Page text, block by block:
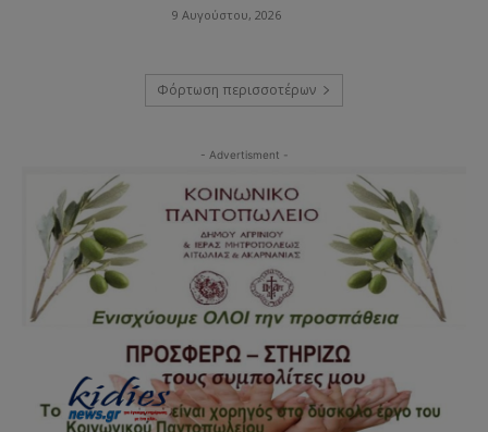
9 Αυγούστου, 2026
Φόρτωση περισσοτέρων
- Advertisment -